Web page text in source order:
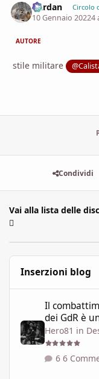
Dardan Circolo
10 Gennaio 20224
AUTORE
stile militare
Condividi
Vai alla lista delle
Inserzioni blog
Il
dei GdR è
Hero81 in
6